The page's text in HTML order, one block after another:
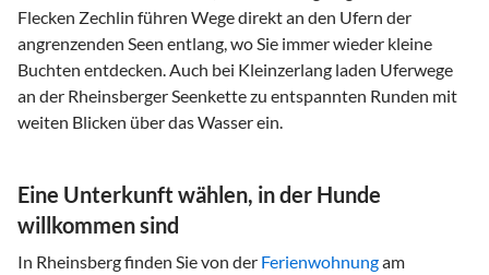
Flecken Zechlin führen Wege direkt an den Ufern der
angrenzenden Seen entlang, wo Sie immer wieder kleine
Buchten entdecken. Auch bei Kleinzerlang laden Uferwege
an der Rheinsberger Seenkette zu entspannten Runden mit
weiten Blicken über das Wasser ein.
Eine Unterkunft wählen, in der Hunde
willkommen sind
In Rheinsberg finden Sie von der Ferienwohnungam